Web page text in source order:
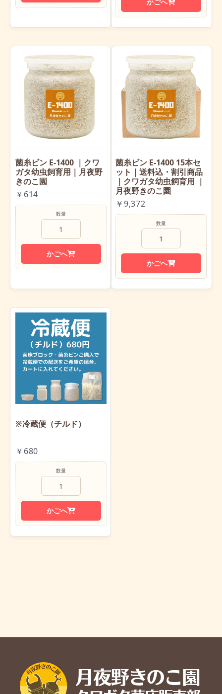
菌糸ビン E-1400 ｜クワ
ガタ幼虫飼育用｜月夜野
きのこ園
￥614
数量
かごへ
菌糸ビン E-1400 15本セ
ット｜送料込・割引商品
｜クワガタ幼虫飼育用 ｜
月夜野きのこ園
￥9,372
数量
かごへ
※冷蔵便（チルド）
￥680
数量
かごへ